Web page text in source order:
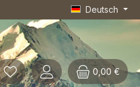
Deutsch
0,00 €